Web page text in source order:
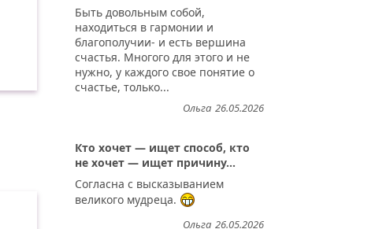
Быть довольным собой,
находиться в гармонии и
благополучии- и есть вершина
счастья. Многого для этого и не
нужно, у каждого свое понятие о
счастье, только...
26.05.2026
Ольга
Кто хочет — ищет способ, кто
не хочет — ищет причину...
Согласна с высказыванием
великого мудреца.
26.05.2026
Ольга